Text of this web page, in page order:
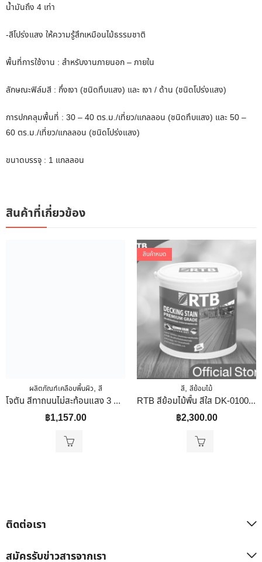
น้ำมันถึง 4 เท่า
-สีโปร่งแสง ให้ความรู้สึกเหมือนไม้ธรรมชาติ
พื้นที่การใช้งาน : สำหรับงานภายนอก – ภายใน
ลักษณะฟิล์มสี : กึ่งเงา (ชนิดทึบแสง) และ เงา / ด้าน (ชนิดโปร่งแสง)
การปกคลุมพื้นที่ : 30 – 40 ตร.ม./เที่ยว/แกลลอน (ชนิดทึบแสง) และ 50 –
60 ตร.ม./เที่ยว/แกลลอน (ชนิดโปร่งแสง)
ขนาดบรรจุ : 1 แกลลอน
สินค้าที่เกี่ยวข้อง
ผลิตภัณฑ์เคลือบพื้นผิว, สี
โจตัน สีทาถนนไม่สะท้อนแสง 3 ลิตร สีขาว # 9700
฿1,157.00
สินค้าหมด
สี, สีย้อมไม้
RTB สีย้อมไม้พื้น สีใส DK-0100 ชนิดกึ่งเงา 1 Gal
฿2,300.00
ติดต่อเรา
สมัครรับข่าวสารจากเรา